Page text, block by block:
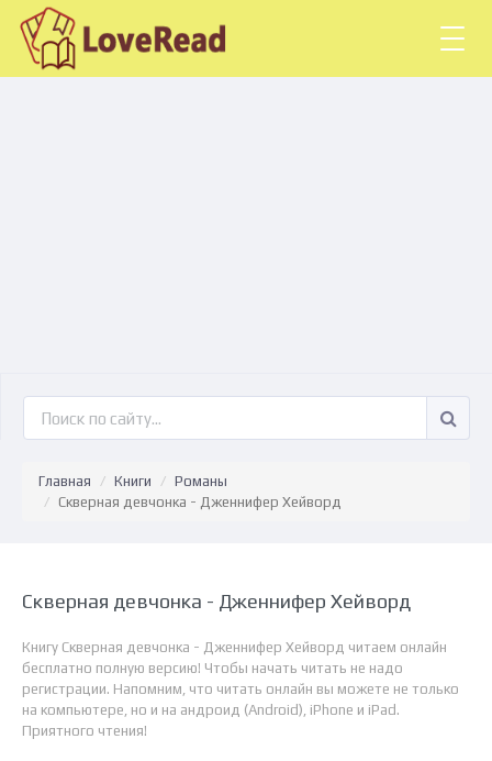
Главная Книги
Романы
Скверная девчонка - Дженнифер Хейворд
Скверная девчонка - Дженнифер Хейворд
Книгу Скверная девчонка - Дженнифер Хейворд читаем онлайн
бесплатно полную версию! Чтобы начать читать не надо
регистрации. Напомним, что читать онлайн вы можете не только
на компьютере, но и на андроид (Android), iPhone и iPad.
Приятного чтения!